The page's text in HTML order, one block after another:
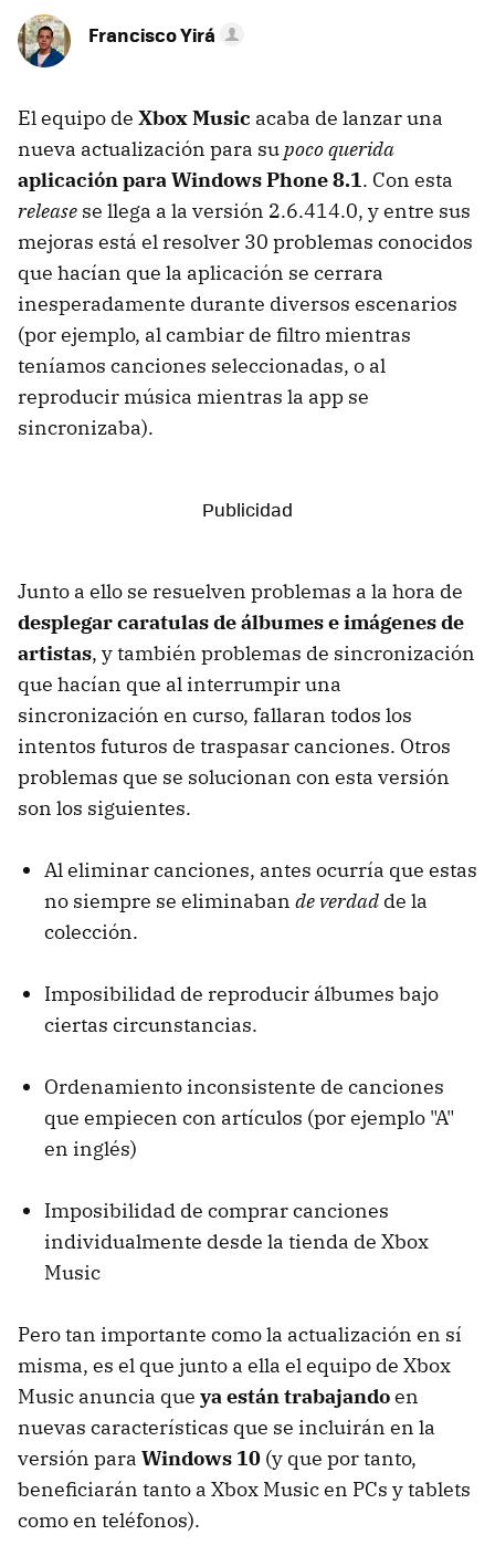
Francisco Yirá
El equipo de Xbox Music acaba de lanzar una
nueva actualización para supoco querida
aplicación para Windows Phone 8.1. Con esta
release se llega a la versión 2.6.414.0, y entre sus
mejoras está el resolver 30 problemas conocidos
que hacían que la aplicación se cerrara
inesperadamente durante diversos escenarios
(por ejemplo, al cambiar de filtro mientras
teníamos canciones seleccionadas, o al
reproducir música mientras la app se
sincronizaba).
Junto a ello se resuelven problemas a la hora de
desplegar caratulas de álbumes e imágenes de
artistas, y también problemas de sincronización
que hacían que al interrumpir una
sincronización en curso, fallaran todos los
intentos futuros de traspasar canciones. Otros
problemas que se solucionan con esta versión
son los siguientes.
Al eliminar canciones, antes ocurría que estas
no siempre se eliminaban de verdad de la
colección.
Imposibilidad de reproducir álbumes bajo
ciertas circunstancias.
Ordenamiento inconsistente de canciones
que empiecen con artículos (por ejemplo "A"
en inglés)
Imposibilidad de comprar canciones
individualmente desde la tienda de Xbox
Music
Pero tan importante como la actualización en sí
misma, es el que junto a ella el equipo de Xbox
Music anuncia que ya están trabajandoen
nuevas características que se incluirán en la
versión para Windows 10 (y que por tanto,
beneficiarán tanto a Xbox Music en PCs y tablets
como en teléfonos).